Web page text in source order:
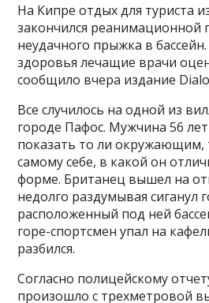
На Кипре отдых для туриста
закончился реанимационной
неудачного прыжка в
здоровья лечащие врачи
сообщило вчера издание
Все случилось на одной из
городе Пафос. Мужчина 56
показать то ли окружающим,
самому себе, в какой он
форме. Британец вышел на
недолго раздумывая сиганул
расположенный под ней
горе-спортсмен упал на
разбился.
Согласно полицейскому
произошло с трехметровой